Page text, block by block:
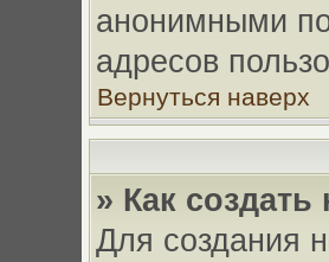
анонимными
адресов
Вернуться наверх
» Как
Для создания